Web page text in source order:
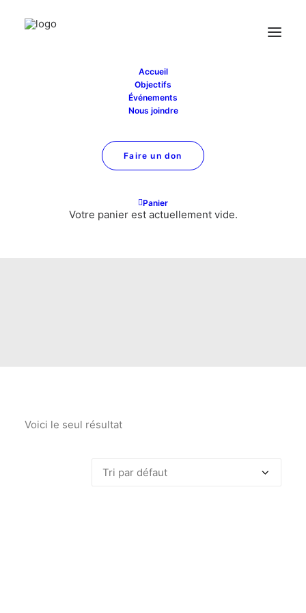
Accueil
Objectifs
Événements
Nous joindre
Faire un don
Panier
Votre panier est actuellement vide.
eventer_services
Voici le seul résultat